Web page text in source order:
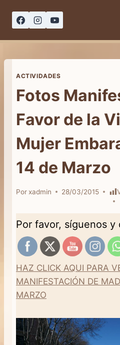
ACTIVIDADES
Fotos
Favor de la
Mujer
14 de Marzo
Por xadmin 28/03/2015
Por favor, síguenos y
HAZ CLICK AQUI PARA
MANIFESTACIÓN DE
MARZO